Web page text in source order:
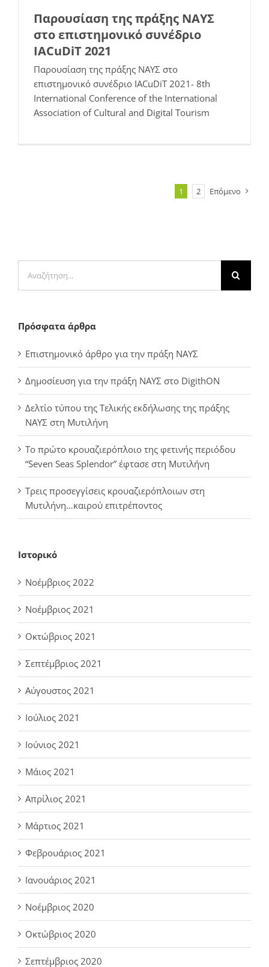
Παρουσίαση της πράξης ΝΑΥΣ
στο επιστημονικό συνέδριο
IACuDiT 2021
Παρουσίαση της πράξης ΝΑΥΣ στο
επιστημονικό συνέδριο IACuDiT 2021- 8th
International Conference of the International
Association of Cultural and Digital Tourism
1 2 Επόμενο
για:
Πρόσφατα άρθρα
Επιστημονικό άρθρο για την πράξη ΝΑΥΣ
Δημοσίευση για την πράξη ΝΑΥΣ στο DigithON
Δελτίο τύπου της Τελικής εκδήλωσης της πράξης
ΝΑΥΣ στη Μυτιλήνη
Το πρώτο κρουαζιερόπλοιο της φετινής περιόδου
“Seven Seas Splendor” έφτασε στη Μυτιλήνη
Τρεις προσεγγίσεις κρουαζιερόπλοιων στη
Μυτιλήνη…καιρού επιτρέποντος
Ιστορικό
Νοέμβριος 2022
Νοέμβριος 2021
Οκτώβριος 2021
Σεπτέμβριος 2021
Αύγουστος 2021
Ιούλιος 2021
Ιούνιος 2021
Μάιος 2021
Απρίλιος 2021
Μάρτιος 2021
Φεβρουάριος 2021
Ιανουάριος 2021
Νοέμβριος 2020
Οκτώβριος 2020
Σεπτέμβριος 2020